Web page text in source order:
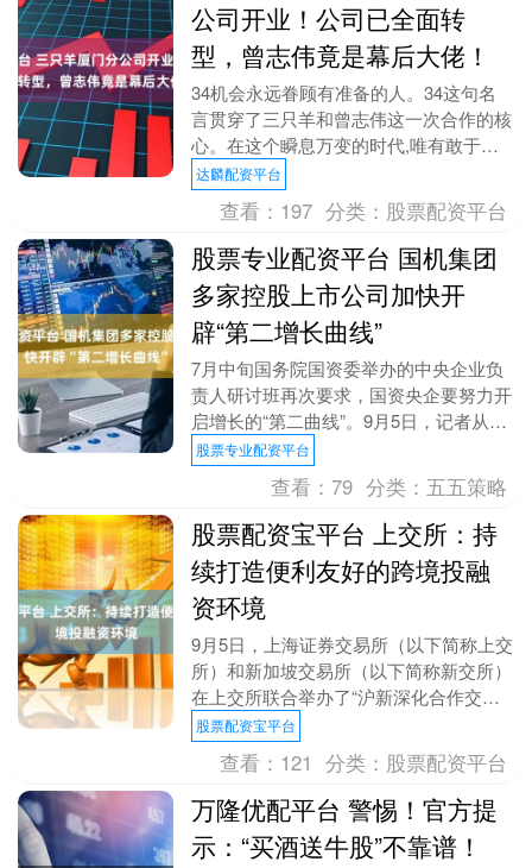
公司开业！公司已全面转
型，曾志伟竟是幕后大佬！
34机会永远眷顾有准备的人。34这句名
言贯穿了三只羊和曾志伟这一次合作的核
心。在这个瞬息万变的时代,唯有敢于突
破自我、勇于创新,才能抓住转机,开拓新
的事业版图。....
达麟配资平台
查看： 197 分类： 股票配资平台
股票专业配资平台 国机集团
多家控股上市公司加快开
辟“第二增长曲线”
7月中旬国务院国资委举办的中央企业负
责人研讨班再次要求，国资央企要努力开
启增长的“第二曲线”。9月5日，记者从中
国机械工业集团有限公司（下称国机集
团）举行的20....
股票专业配资平台
查看：79 分类： 五五策略
股票配资宝平台 上交所：持
续打造便利友好的跨境投融
资环境
9月5日，上海证券交易所（以下简称上交
所）和新加坡交易所（以下简称新交所）
在上交所联合举办了“沪新深化合作交流
会”。近70家沪市上市公司和两地机构积
极参与。 近....
股票配资宝平台
查看： 121 分类： 股票配资平台
万隆优配平台 警惕！官方提
示：“买酒送牛股”不靠谱！